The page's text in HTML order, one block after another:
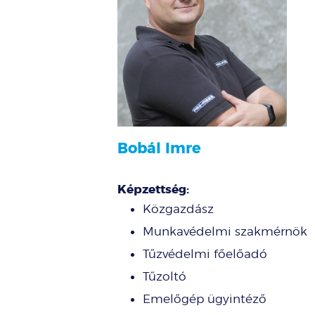
Bobál Imre
Képzettség:
Közgazdász
Munkavédelmi szakmérnök
Tűzvédelmi főelőadó
Tűzoltó
Emelőgép ügyintéző